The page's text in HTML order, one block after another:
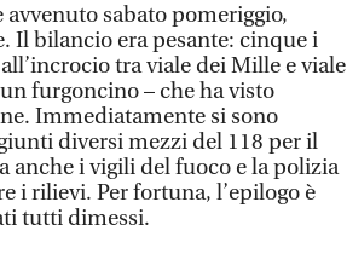
sabato pomeriggio,
Il bilancio era pesante: cinque i
tra viale dei Mille e viale
furgoncino – che ha visto
Immediatamente si sono
diversi mezzi del 118 per il
anche i vigili del fuoco e la polizia
i rilievi. Per fortuna, l’epilogo è
tutti dimessi.